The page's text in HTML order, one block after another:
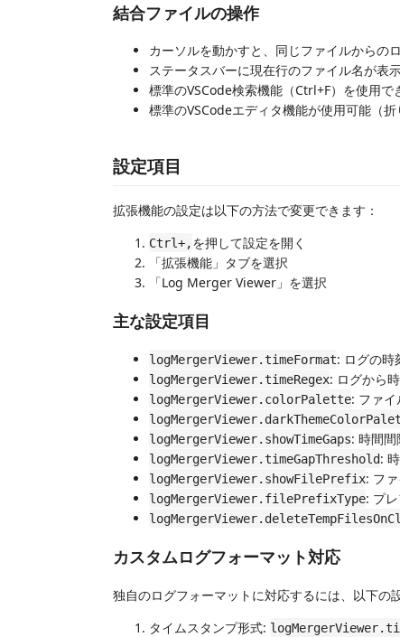
結合ファイルの操作
カーソルを動かすと、同じファイルからの
ステータスバーに現在行のファイル名が表
標準のVSCode検索機能（Ctrl+F）を使用で
標準のVSCodeエディタ機能が使用可能（折
設定項目
拡張機能の設定は以下の方法で変更できます：
Ctrl+,を押して設定を開く
「拡張機能」タブを選択
「Log Merger Viewer」を選択
主な設定項目
logMergerViewer.timeFormat: ログの時
logMergerViewer.timeRegex: ログから
logMergerViewer.colorPalette: ファイ
logMergerViewer.showTimeGaps: 時間
logMergerViewer.timeGapThreshold:
logMergerViewer.showFilePrefix: フ
logMergerViewer.filePrefixType: プ
カスタムログフォーマット対応
独自のログフォーマットに対応するには、以下の
タイムスタンプ形式: